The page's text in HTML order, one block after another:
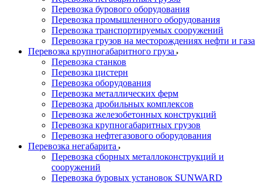
Перевозка бурового оборудования
Перевозка промышленного оборудования
Перевозка транспортируемых сооружений
Перевозка грузов на месторождениях нефти и газа
Перевозка крупногабаритного груза
Перевозка станков
Перевозка цистерн
Перевозка оборудования
Перевозка металлических ферм
Перевозка дробильных комплексов
Перевозка железобетонных конструкций
Перевозка крупногабаритных грузов
Перевозка нефтегазового оборудования
Перевозка негабарита
Перевозка сборных металлоконструкций и
сооружений
Перевозка буровых установок SUNWARD